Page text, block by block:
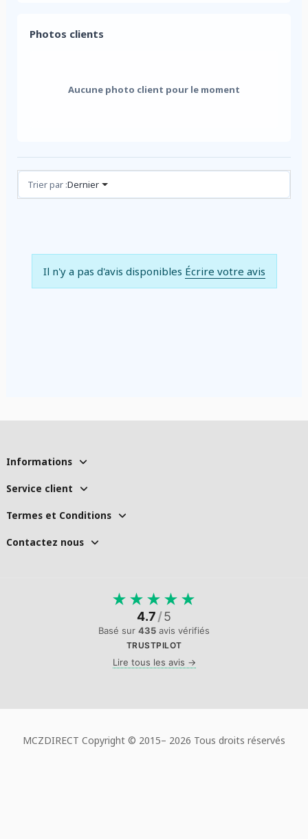
Photos clients
Aucune photo client pour le moment
Avis (0)
Trier par :Dernier
Il n'y a pas d'avis disponibles Écrire votre avis
Informations
Service client
Termes et Conditions
Contactez nous
★ ★ ★ ★ ★
4.7/5
Basé sur 435 avis vérifiés
TRUSTPILOT
Lire tous les avis →
MCZDIRECT Copyright © 2015– 2026 Tous droits réservés